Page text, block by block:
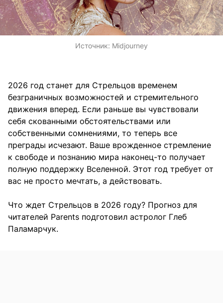
Источник: Midjourney
2026 год станет для Стрельцов временем
безграничных возможностей и стремительного
движения вперед. Если раньше вы чувствовали
себя скованными обстоятельствами или
собственными сомнениями, то теперь все
преграды исчезают. Ваше врожденное стремление
к свободе и познанию мира наконец-то получает
полную поддержку Вселенной. Этот год требует от
вас не просто мечтать, а действовать.
Что ждет Стрельцов в 2026 году? Прогноз для
читателей Parents подготовил астролог Глеб
Паламарчук.